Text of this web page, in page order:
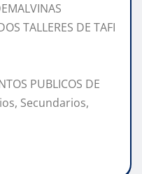
TALLERES DE TAFI
PUBLICOS DE
Secundarios,